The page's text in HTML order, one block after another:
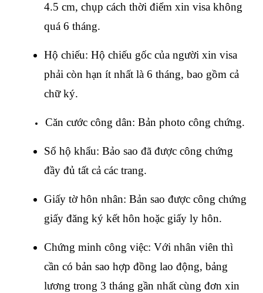
4.5 cm, chụp cách thời điểm xin visa không
quá 6 tháng.
Hộ chiếu: Hộ chiếu gốc của người xin visa
phải còn hạn ít nhất là 6 tháng, bao gồm cả
chữ ký.
Căn cước công dân: Bản photo công chứng.
Sổ hộ khẩu: Bảo sao đã được công chứng
đầy đủ tất cả các trang.
Giấy tờ hôn nhân: Bản sao được công chứng
giấy đăng ký kết hôn hoặc giấy ly hôn.
Chứng minh công việc: Với nhân viên thì
cần có bản sao hợp đồng lao động, bảng
lương trong 3 tháng gần nhất cùng đơn xin